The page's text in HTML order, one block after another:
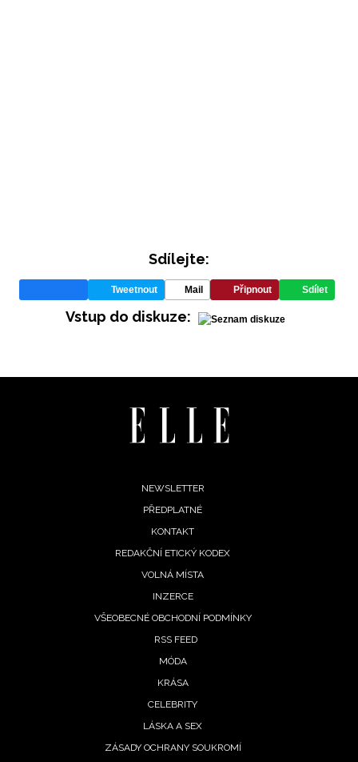
Sdílejte:
Tweetnout Mail Připnout Sdílet
Vstup do diskuze:
NEWSLETTER
PŘEDPLATNÉ
KONTAKT
REDAKČNÍ ETICKÝ KODEX
VOLNÁ MÍSTA
INZERCE
VŠEOBECNÉ OBCHODNÍ PODMÍNKY
RSS FEED
MÓDA
KRÁSA
CELEBRITY
LÁSKA A SEX
ZÁSADY OCHRANY SOUKROMÍ